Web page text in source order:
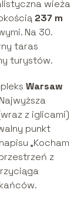
wieża
237 m
Na 30.
taras
turystów.
Warsaw
z iglicami)
punkt
„Kocham
z